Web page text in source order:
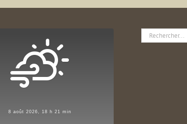
8 août 2026, 18 h 21 min
Rechercher: